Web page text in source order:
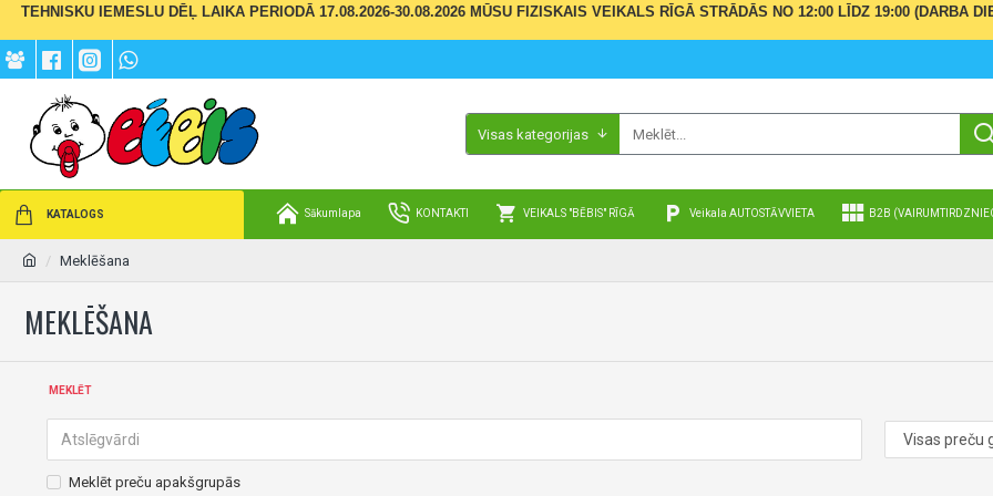
TEHNISKU IEMESLU DĒĻ LAIKA PERIODĀ 17.08.2026-30.08.2026 MŪSU FIZISKAIS VEIKALS RĪGĀ STRĀDĀS NO 12:00 LĪDZ 19:00 (DARBA
Visas kategorijas
KATALOGS Sākumlapa KONTAKTI VEIKALS "BĒBIS" RĪGĀ Veikala AUTOSTĀVVIETA B2B
Meklēšana
MEKLĒŠANA
MEKLĒT
Meklēt preču apakšgrupās